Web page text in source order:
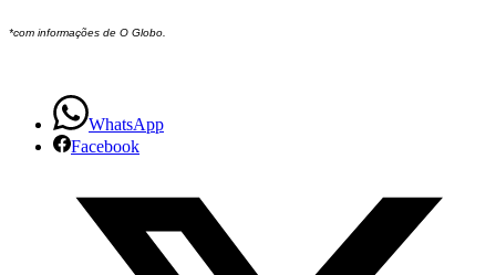
aberta
*com informações de O Globo.
WhatsApp
Facebook